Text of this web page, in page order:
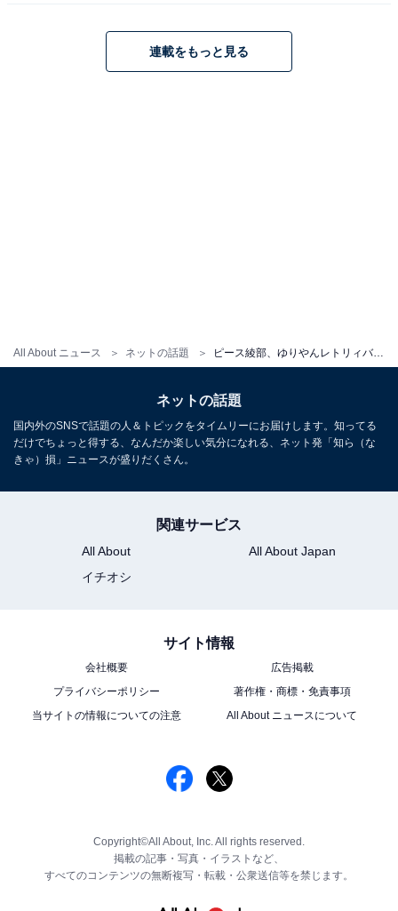
All About ニュース ネットの話題 ピース綾部、ゆりやんレトリィバァとツーショットを披露！ アメリカ有名フェスを仲良く満喫
連載をもっと見る
ネットの話題
国内外のSNSで話題の人＆トピックをタイムリーにお届けします。知ってる
だけでちょっと得する、なんだか楽しい気分になれる、ネット発「知ら（な
きゃ）損」ニュースが盛りだくさん。
関連サービス
All About
All About Japan
イチオシ
サイト情報
会社概要
広告掲載
プライバシーポリシー
著作権・商標・免責事項
当サイトの情報についての注意
All About ニュースについて
Copyright©All About, Inc. All rights reserved.
掲載の記事・写真・イラストなど、
すべてのコンテンツの無断複写・転載・公衆送信等を禁じます。